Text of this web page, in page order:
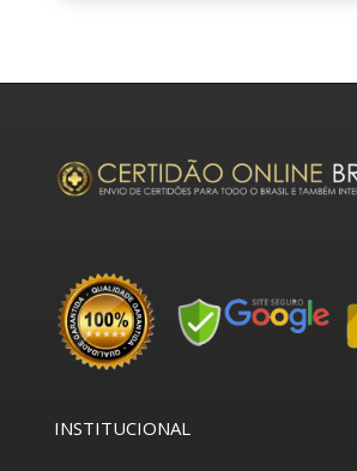
INSTITUCIONAL